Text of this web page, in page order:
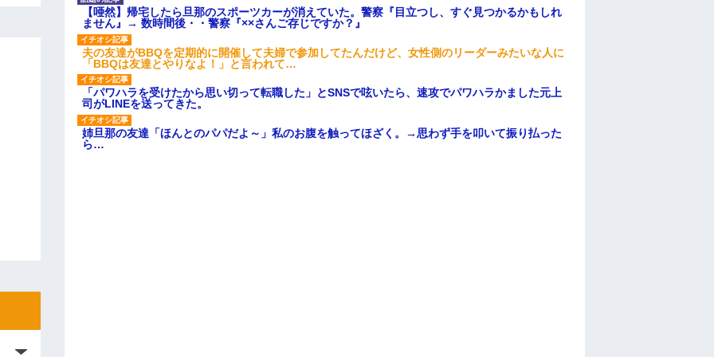
【唖然】帰宅したら旦那のスポーツカーが消えていた。警察『目立つし、すぐ見つかるかもしれ
ません』→ 数時間後・・警察『××さんご存じですか？』
夫の友達がBBQを定期的に開催して夫婦で参加してたんだけど、女性側のリーダーみたいな人に
「BBQは友達とやりなよ！」と言われて…
「パワハラを受けたから思い切って転職した」とSNSで呟いたら、速攻でパワハラかました元上
司がLINEを送ってきた。
姉旦那の友達「ほんとのパパだよ～」私のお腹を触ってほざく。→思わず手を叩いて振り払った
ら…